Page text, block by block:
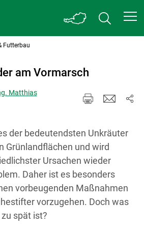
Futterbau
am Vormarsch
Matthias
der bedeutendsten Unkräuter
Grünlandflächen und wird
Ursachen wieder
Daher ist es besonders
vorbeugenden Maßnahmen
vorzugehen. Doch was
spät ist?